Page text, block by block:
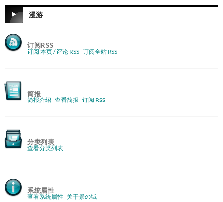
漫游
订阅RSS
订阅 本页 / 评论 RSS 订阅全站 RSS
简报
简报介绍 查看简报 订阅 RSS
分类列表
查看分类列表
系统属性
查看系统属性 关于景の域